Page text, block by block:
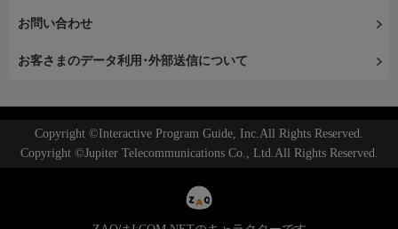
お問い合わせ
お客さまのデータ利用･外部送信について
Copyright ©Interactive Program Guide, Inc.All Rights Reserved.
Copyright ©Jupiter Telecommunications Co., Ltd.All Rights Reserved.